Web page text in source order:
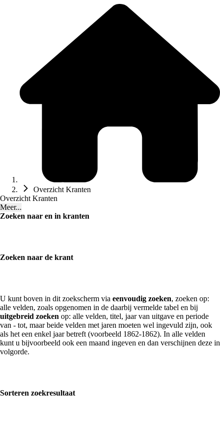
Overzicht Kranten
Overzicht Kranten
Meer...
Zoeken naar en in kranten
Zoeken naar de krant
U kunt boven in dit zoekscherm via eenvoudig zoeken, zoeken op:
alle velden, zoals opgenomen in de daarbij vermelde tabel en bij
uitgebreid zoeken op: alle velden, titel, jaar van uitgave en periode
van - tot, maar beide velden met jaren moeten wel ingevuld zijn, ook
als het een enkel jaar betreft (voorbeeld 1862-1862). In alle velden
kunt u bijvoorbeeld ook een maand ingeven en dan verschijnen deze in
volgorde.
Sorteren zoekresultaat